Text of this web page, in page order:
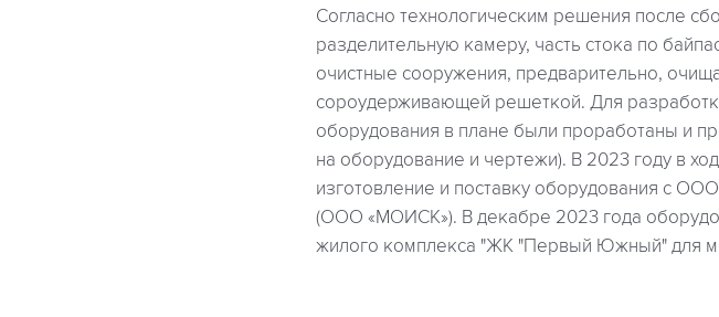
Согласно технологическим решения после
разделительную камеру, часть стока по
очистные сооружения, предварительно,
сороудерживающей решеткой. Для
оборудования в плане были проработаны и
на оборудование и чертежи). В 2023 году в
изготовление и поставку оборудования с
(ООО «МОИСК»). В декабре 2023 года
жилого комплекса "ЖК "Первый Южный" для